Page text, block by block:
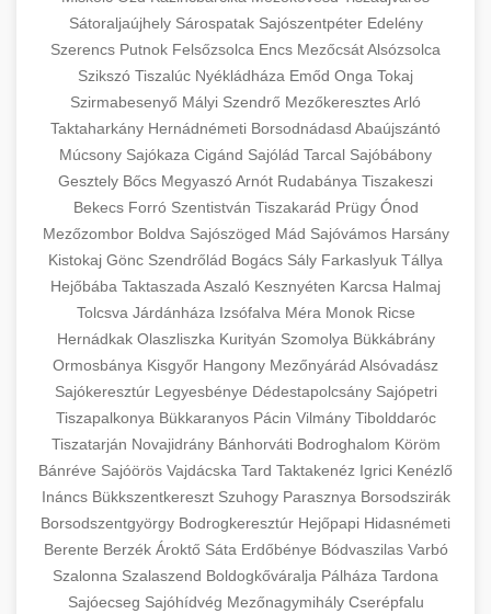
Sátoraljaújhely Sárospatak Sajószentpéter Edelény
Szerencs Putnok Felsőzsolca Encs MezőcsátAlsózsolca
Szikszó Tiszalúc Nyékládháza Emőd Onga Tokaj
Szirmabesenyő Mályi Szendrő MezőkeresztesArló
Taktaharkány Hernádnémeti Borsodnádasd Abaújszántó
Múcsony Sajókaza Cigánd Sajólád Tarcal Sajóbábony
Gesztely Bőcs MegyaszóArnót Rudabánya Tiszakeszi
Bekecs Forró Szentistván Tiszakarád Prügy Ónod
Mezőzombor Boldva Sajószöged Mád Sajóvámos Harsány
Kistokaj Gönc Szendrőlád Bogács Sály Farkaslyuk Tállya
Hejőbába Taktaszada Aszaló Kesznyéten Karcsa Halmaj
Tolcsva Járdánháza Izsófalva Méra Monok Ricse
Hernádkak Olaszliszka Kurityán Szomolya Bükkábrány
Ormosbánya Kisgyőr Hangony Mezőnyárád Alsóvadász
Sajókeresztúr Legyesbénye Dédestapolcsány Sajópetri
Tiszapalkonya Bükkaranyos Pácin Vilmány Tibolddaróc
Tiszatarján Novajidrány Bánhorváti Bodroghalom Köröm
Bánréve Sajóörös Vajdácska Tard Taktakenéz Igrici Kenézlő
Ináncs Bükkszentkereszt Szuhogy Parasznya Borsodszirák
Borsodszentgyörgy Bodrogkeresztúr Hejőpapi Hidasnémeti
Berente Berzék Ároktő Sáta Erdőbénye Bódvaszilas Varbó
Szalonna Szalaszend Boldogkőváralja Pálháza Tardona
Sajóecseg Sajóhídvég Mezőnagymihály Cserépfalu